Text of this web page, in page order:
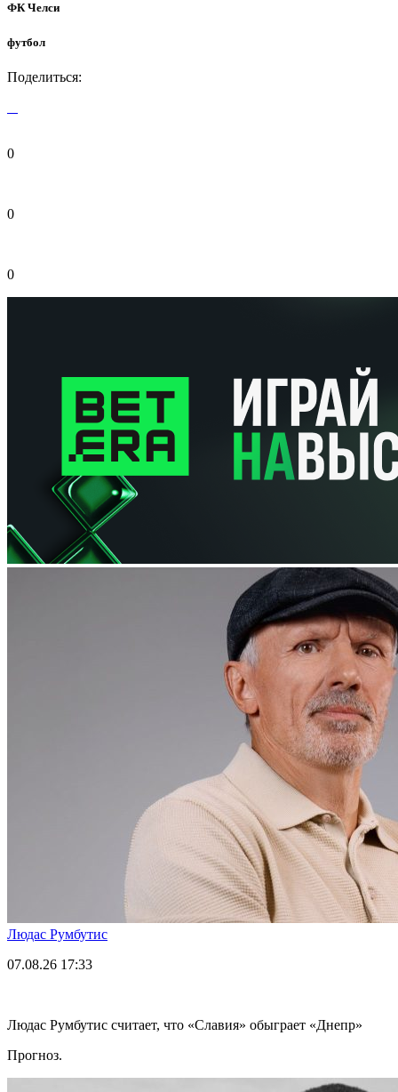
ФК Челси
футбол
Поделиться:
0
0
0
Людас Румбутис
07.08.26 17:33
Людас Румбутис считает, что «Славия» обыграет «Днепр»
Прогноз.